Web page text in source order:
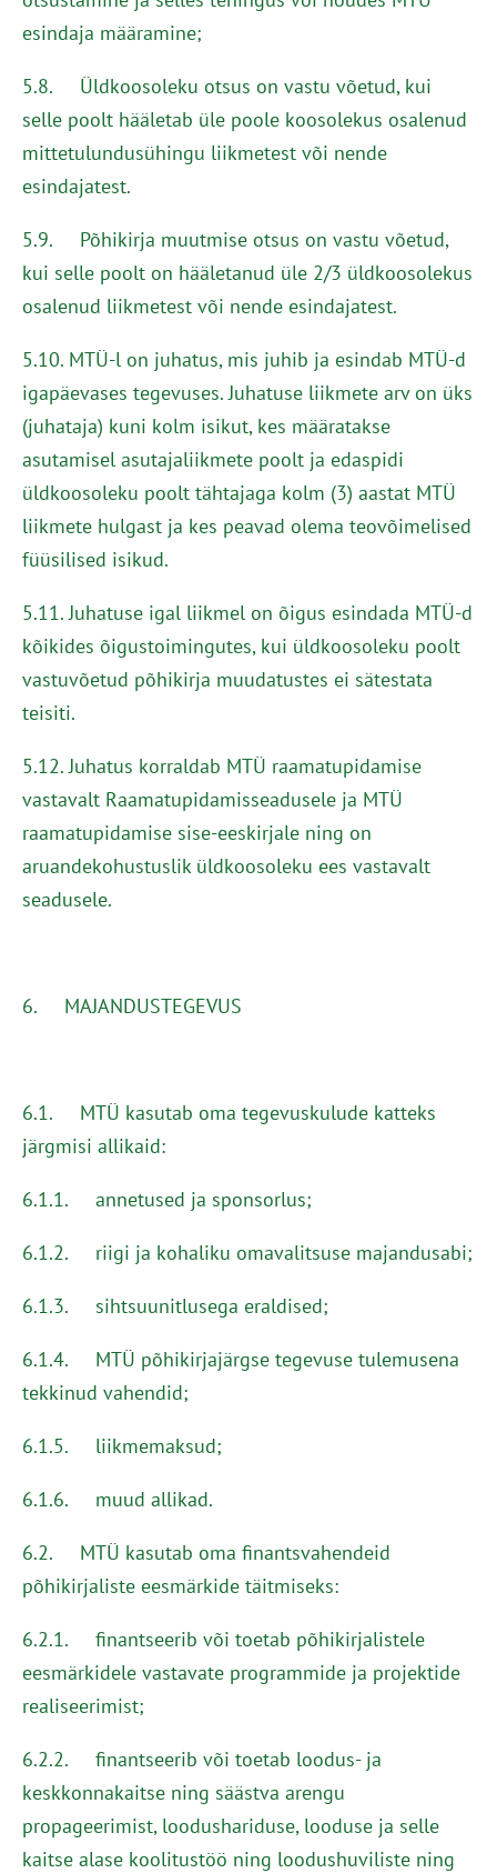
esindaja määramine;
5.8. Üldkoosoleku otsus on vastu võetud, kui
selle poolt hääletab üle poole koosolekus osalenud
mittetulundusühingu liikmetest või nende
esindajatest.
5.9. Põhikirja muutmise otsus on vastu võetud,
kui selle poolt on hääletanud üle 2/3 üldkoosolekus
osalenud liikmetest või nende esindajatest.
5.10. MTÜ-l on juhatus, mis juhib ja esindab MTÜ-d
igapäevases tegevuses. Juhatuse liikmete arv on üks
(juhataja) kuni kolm isikut, kes määratakse
asutamisel asutajaliikmete poolt ja edaspidi
üldkoosoleku poolt tähtajaga kolm (3) aastat MTÜ
liikmete hulgast ja kes peavad olema teovõimelised
füüsilised isikud.
5.11. Juhatuse igal liikmel on õigus esindada MTÜ-d
kõikides õigustoimingutes, kui üldkoosoleku poolt
vastuvõetud põhikirja muudatustes ei sätestata
teisiti.
5.12. Juhatus korraldab MTÜ raamatupidamise
vastavalt Raamatupidamisseadusele ja MTÜ
raamatupidamise sise-eeskirjale ning on
aruandekohustuslik üldkoosoleku ees vastavalt
seadusele.
6. MAJANDUSTEGEVUS
6.1. MTÜ kasutab oma tegevuskulude katteks
järgmisi allikaid:
6.1.1. annetused ja sponsorlus;
6.1.2. riigi ja kohaliku omavalitsuse majandusabi;
6.1.3. sihtsuunitlusega eraldised;
6.1.4. MTÜ põhikirjajärgse tegevuse tulemusena
tekkinud vahendid;
6.1.5. liikmemaksud;
6.1.6. muud allikad.
6.2. MTÜ kasutab oma finantsvahendeid
põhikirjaliste eesmärkide täitmiseks:
6.2.1. finantseerib või toetab põhikirjalistele
eesmärkidele vastavate programmide ja projektide
realiseerimist;
6.2.2. finantseerib või toetab loodus- ja
keskkonnakaitse ning säästva arengu
propageerimist, loodushariduse, looduse ja selle
kaitse alase koolitustöö ning loodushuviliste ning